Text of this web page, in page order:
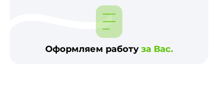
Оформляем работу за Вас.